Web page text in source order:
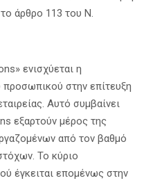
άρθρο 113 του Ν.
ενισχύεται η
προσωπικού στην επίτευξη
Αυτό συμβαίνει
εξαρτούν μέρος της
από τον βαθμό
Το κύριο
έγκειται επομένως στην